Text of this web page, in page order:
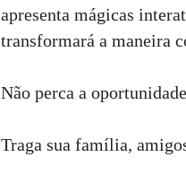
apresenta mágicas
transformará a maneira
Não perca a
Traga sua família,